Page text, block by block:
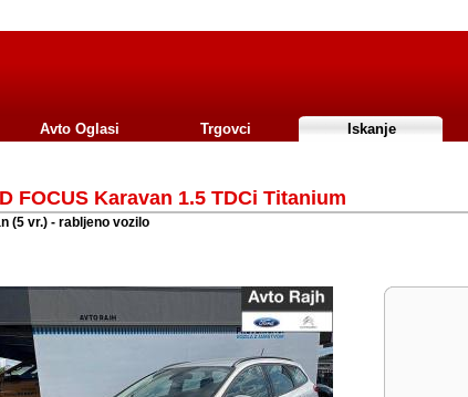
Avto Oglasi Trgovci Iskanje
FOCUS Karavan 1.5 TDCi Titanium
(5 vr.) - rabljeno vozilo